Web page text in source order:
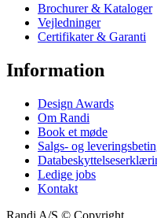
Brochurer & Kataloger
Vejledninger
Certifikater & Garanti
Information
Design Awards
Om Randi
Book et møde
Salgs- og
Ledige jobs
Kontakt
Randi A/S © Copyright